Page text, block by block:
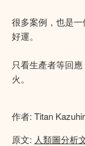
很多案例，也是
好運。
只看生產者等回
火。
作者: Titan
原文: 人類圖分析